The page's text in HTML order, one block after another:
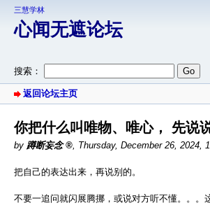
三慧学林
心闻无遮论坛
搜索：
返回论坛主页
你把什么叫唯物、唯心， 先说
by 蹲断妄念 , Thursday, December 26, 2024,
把自己的表达出来，再说别的。
不要一追问就闪展腾挪，或说对方听不懂。。。